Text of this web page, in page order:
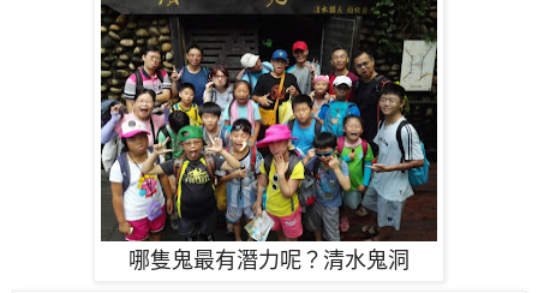
哪隻鬼最有潛力呢？清水鬼洞